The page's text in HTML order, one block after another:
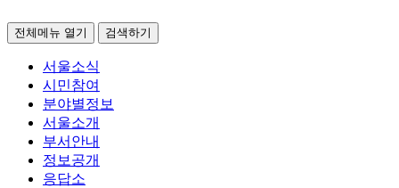
전체메뉴 열기 검색하기
서울소식
시민참여
분야별정보
서울소개
부서안내
정보공개
응답소